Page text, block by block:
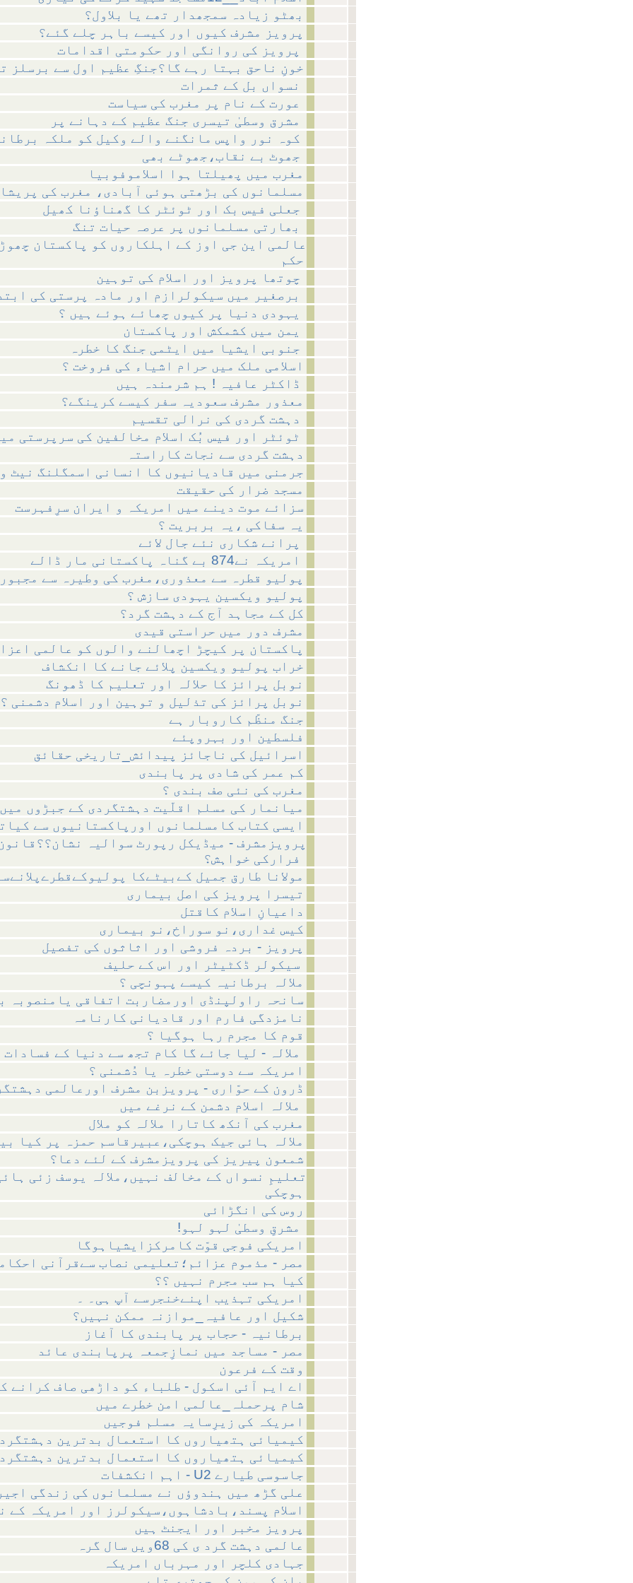
بھٹو زیادہ سمجھدار تھے یا بلاول؟
پرویز مشرف کیوں اور کیسے باہر چلے گئے؟
خونِ ناحق بہتا رہے گا؟جنگِ عظیم اول سے برسلز
مغرب میں پھیلتا ہوا اسلاموفوبیا
مسلمانوں کی بڑھتی ہوئی آبادی، مغرب کی
عالمی این جی اوز کے اہلکاروں کو پاکستان
حکم
اسلامی ملک میں حرام اشیاء کی فروخت ؟
معذور مشرف سعودیہ سفر کیسے کرینگے؟
دہشت گردی سے نجات کاراستہ
جرمنی میں قادیانیوں کا انسانی اسمگلنگ نیٹ
مسجد ضرار کی حقیقت
سزائے موت دینے میں امریکہ و ایران سرِفہرست
یہ سفاکی ،یہ بربریت ؟
پولیو قطرہ سے معذوری،مغرب کی وطیرہ سے
پولیو ویکسین یہودی سازش ؟
کل کے مجاہد آج کے دہشت گرد؟
مشرف دور میں حراستی قیدی
پاکستان پر کیچڑ اچھالنے والوں کو عالمی
خراب پولیو ویکسین پلائے جانے کا انکشاف
نوبل پرائز کا حلالہ اور تعلیم کا ڈھونگ
نوبل پرائز کی تذلیل و توہین اور اسلام دشمنی ؟
جنگ منظّم کاروبار ہے
فلسطین اور بہروپئے
اسرائیل کی ناجائز پیدائش_تاریخی حقائق
کم عمر کی شادی پر پابندی
مغرب کی نئی صف بندی ؟
میانمار کی مسلم اقلّیت دہشتگردی کے جبڑوں
ایسی کتاب کامسلمانوں اورپاکستانیوں سے
پرویزمشرف - میڈیکل رپورٹ سوالیہ
مولانا طارق جمیل کےبیٹےکا
تیسرا پرویز کی اصل بیماری
داعیانِ اسلام کاقتل
کیس غداری،نو سوراخ،نو بیماری
پرویز - بردہ فروشی اور اثاثوں کی تفصیل
ملالہ برطانیہ کیسے پہونچی ؟
سانحہ راولپنڈی اورمضاربت اتفاقی یامنصوبہ
نامزدگی فارم اور قادیانی کارنامہ
قوم کا مجرم رہا ہوگیا ؟
امریکہ سے دوستی خطرہ یا دُشمنی ؟
ڈرون کے حوّاری - پرویزبن مشرف اورعالمی
مغرب کی آنکھ کاتارا ملالہ کو ملال
ملالہ ہائی جیک ہوچکی،عبیرقاسم حمزہ پر کیا
شمعون پیریز کی پرویزمشرف کے لئے دعا؟
تعلیمِ نسواں کے مخالف نہیں،ملالہ یوسف زئی
ہوچکی
روس کی انگڑائی
امریکی فوجی قوّت کامرکزایشیاہوگا
مصر - مذموم عزائم؛تعلیمی نصاب سےقرآنی
کیا ہم سب مجرم نہیں ؟؟
امریکی تہذیب اپنےخنجرسے آپ ہی۔ ۔
شکیل اور عافیہ_موازنہ ممکن نہیں؟
برطانیہ - حجاب پر پابندی کا آغاز
مصر - مساجد میں نمازِجمعہ پرپابندی عائد
وقت کے فرعون
اے ایم آئی اسکول - طلباء کو داڑھی صاف کرانے
شام پرحملہ_عالمی امن خطرے میں
امریکہ کی زیرِسایہ مسلم فوجیں
کیمیائی ہتھیاروں کا استعمال بدترین
کیمیائی ہتھیاروں کا استعمال بدترین
اہم انکشفات - U2 جاسوسی طیارے
علی گڑھ میں ہندوؤں نے مسلمانوں کی زندگی
اسلام پسند،بادشاہوں،سیکولرز اور امریکہ کے
پرویز مخبر اور ایجنٹ ہیں
عالمی دہشت گرد ی کی 68ویں سال گرہ
جہادی کلچر اور مہرباں امریکہ